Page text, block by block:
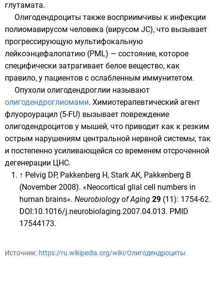
глутамата.
Олигодендроциты также восприимчивы к инфекции
полиомавирусом человека (вирусом JC), что вызывает
прогрессирующую мультифокальную
лейкоэнцефалопатию (PML) — состояние, которое
специфически затрагивает белое вещество, как
правило, у пациентов с ослабленным иммунитетом.
Опухоли олигодендроглии называют
олигодендроглиомами. Химиотерапевтический агент
флуороурацил (5-FU) вызывает повреждение
олигодендроцитов у мышей, что приводит как к резким
острым нарушениям центральной нервной системы, так
и постепенно усиливающейся со временем отсроченной
дегенерации ЦНС.
↑ Pelvig DP, Pakkenberg H, Stark AK, Pakkenberg B
(November 2008). «Neocortical glial cell numbers in
human brains». Neurobiology of Aging 29 (11): 1754-62.
DOI:10.1016/j.neurobiolaging.2007.04.013. PMID
17544173.
Источник: https://ru.wikipedia.org/wiki/Олигодендроциты